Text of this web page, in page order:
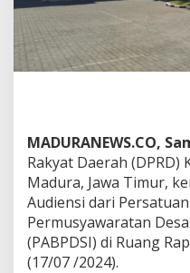
MADURANEWS.CO,
Rakyat Daerah (DPRD)
Madura, Jawa Timur,
Audiensi dari
Permusyawaratan
(PABPDSI) di Ruang
(17/07 /2024).